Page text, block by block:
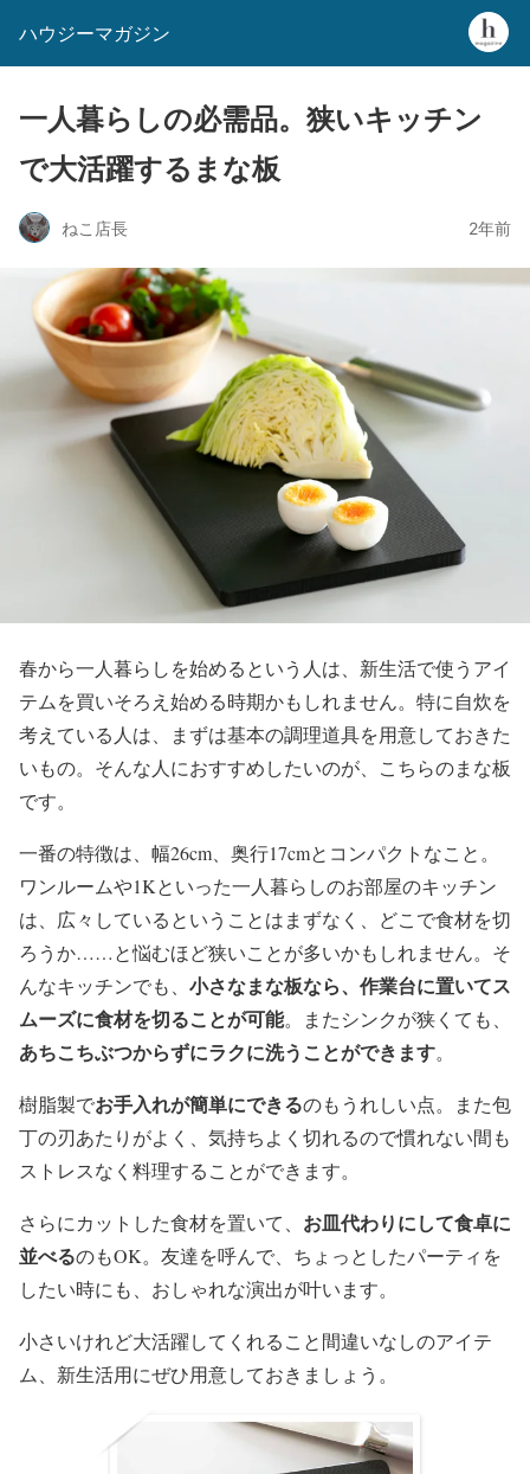
ハウジーマガジン
一人暮らしの必需品。狭いキッチン
で大活躍するまな板
ねこ店長 2年前
春から一人暮らしを始めるという人は、新生活で使うアイ
テムを買いそろえ始める時期かもしれません。特に自炊を
考えている人は、まずは基本の調理道具を用意しておきた
いもの。そんな人におすすめしたいのが、こちらのまな板
です。
一番の特徴は、幅26cm、奥行17cmとコンパクトなこと。
ワンルームや1Kといった一人暮らしのお部屋のキッチン
は、広々しているということはまずなく、どこで食材を切
ろうか……と悩むほど狭いことが多いかもしれません。そ
んなキッチンでも、 小さなまな板なら、作業台に置いてス
ムーズに食材を切ることが可能。またシンクが狭くても、
あちこちぶつからずにラクに洗うことができます。
樹脂製でお手入れが簡単にできるのもうれしい点。また包
丁の刃あたりがよく、気持ちよく切れるので慣れない間も
ストレスなく料理することができます。
さらにカットした食材を置いて、 お皿代わりにして食卓に
並べるのもOK。友達を呼んで、ちょっとしたパーティを
したい時にも、おしゃれな演出が叶います。
小さいけれど大活躍してくれること間違いなしのアイテ
ム、新生活用にぜひ用意しておきましょう。